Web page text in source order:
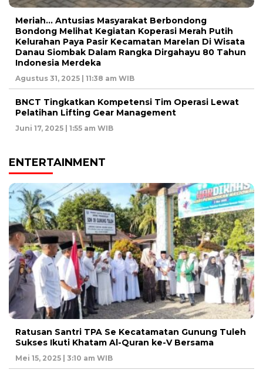
Meriah… Antusias Masyarakat Berbondong
Bondong Melihat Kegiatan Koperasi Merah Putih
Kelurahan Paya Pasir Kecamatan Marelan Di Wisata
Danau Siombak Dalam Rangka Dirgahayu 80 Tahun
Indonesia Merdeka
Agustus 31, 2025 | 11:38 am WIB
BNCT Tingkatkan Kompetensi Tim Operasi Lewat
Pelatihan Lifting Gear Management
Juni 17, 2025 | 1:55 am WIB
ENTERTAINMENT
Ratusan Santri TPA Se Kecatamatan Gunung Tuleh
Sukses Ikuti Khatam Al-Quran ke-V Bersama
Mei 15, 2025 | 3:10 am WIB